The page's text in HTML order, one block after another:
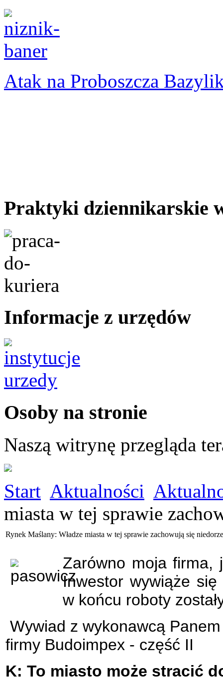
Atak na Proboszcza
Praktyki dziennikarskie
Informacje z urzędów
Osoby na stronie
Naszą witrynę przegląda
Start Aktualności
miasta w tej sprawie
Rynek Maślany: Władze miasta w tej sprawie zachowują się
Zarówno moja firma,
Inwestor wywiąże
w końcu roboty
Wywiad z wykonawcą
firmy Budoimpex - część II
K: To miasto może stracić